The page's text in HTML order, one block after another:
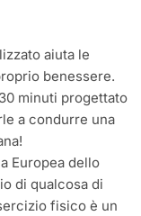
aiuta le
benessere.
minuti progettato
a condurre una
Europea dello
di qualcosa di
fisico è un